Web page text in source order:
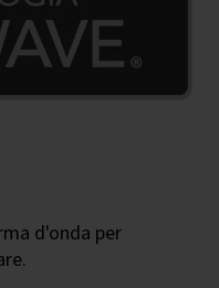
d'onda per